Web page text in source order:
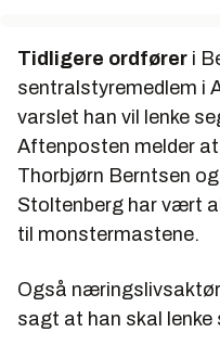
Tidligere ordfører i
sentralstyremedlem i
varslet han vil lenke
Aftenposten melder
Thorbjørn Berntsen
Stoltenberg har vært
til monstermastene.
Også
sagt at han skal lenke